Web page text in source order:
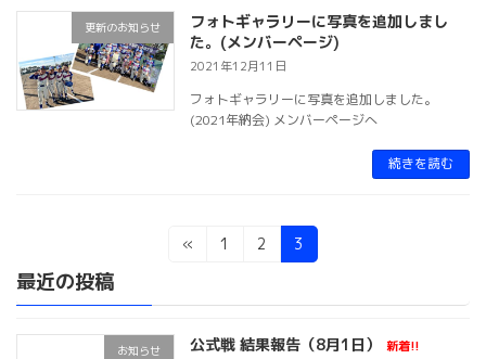
更新のお知らせ
フォトギャラリーに写真を追加しまし
た。(メンバーページ)
2021年12月11日
フォトギャラリーに写真を追加しました。
(2021年納会) メンバーページへ
続きを読む
稿
ナ
«
固
ー
1
固
ー
2
固
定
ー
3
最近の投稿
お知らせ 公式戦 結果報告（8月1日）
新着!!